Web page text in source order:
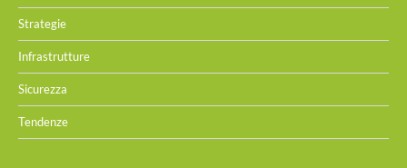
Strategie
Infrastrutture
Sicurezza
Tendenze